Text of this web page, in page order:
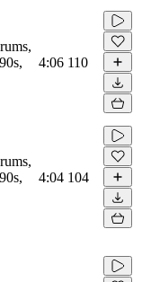
4:06 110
4:04 104